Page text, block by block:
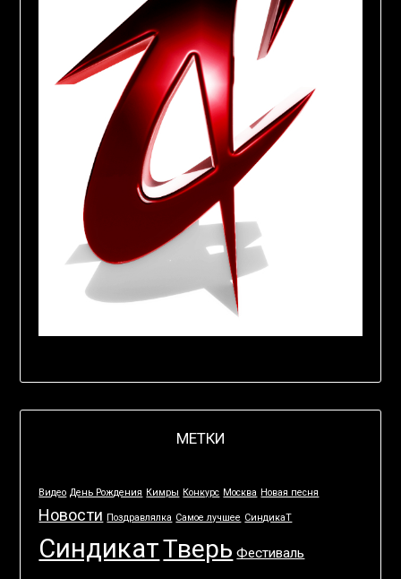
МЕТКИ
Видео День Рождения Кимры Конкурс Москва Новая песня
Новости Поздравлялка Самое лучшее СиндикаТ
СиндикатТверь Фестиваль